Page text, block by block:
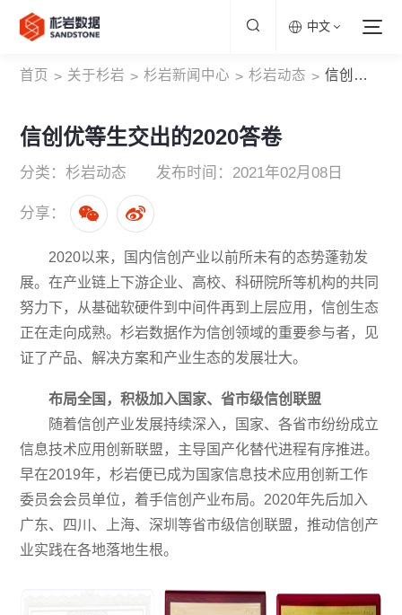
中文
首页 > 关于杉岩 > 杉岩新闻中心 > 杉岩动态 > 信创优等生交出的2020答卷
信创优等生交出的2020答卷
分类：杉岩动态 发布时间：2021年02月08日
分享：
2020以来，国内信创产业以前所未有的态势蓬勃发
展。在产业链上下游企业、高校、科研院所等机构的共同
努力下，从基础软硬件到中间件再到上层应用，信创生态
正在走向成熟。杉岩数据作为信创领域的重要参与者，见
证了产品、解决方案和产业生态的发展壮大。
布局全国，积极加入国家、省市级信创联盟
随着信创产业发展持续深入，国家、各省市纷纷成立
信息技术应用创新联盟，主导国产化替代进程有序推进。
早在2019年，杉岩便已成为国家信息技术应用创新工作
委员会会员单位，着手信创产业布局。2020年先后加入
广东、四川、上海、深圳等省市级信创联盟，推动信创产
业实践在各地落地生根。